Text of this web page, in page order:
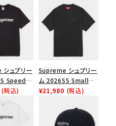
品を表示する
ュプリー
Speed
ドTシャツ
(税込)
Supreme シュプリー
ム 2026SS Small
Box Tee スモールボ
¥21,980 (税込)